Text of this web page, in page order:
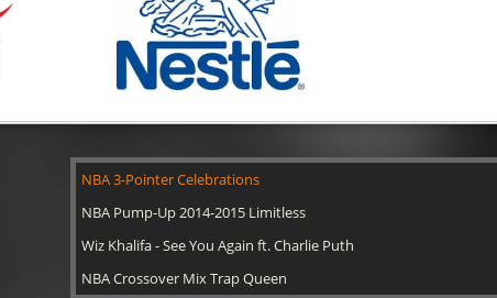
NBA 3-Pointer Celebrations
NBA Pump-Up 2014-2015 Limitless
Wiz Khalifa - See You Again ft. Charlie Puth
NBA Crossover Mix Trap Queen